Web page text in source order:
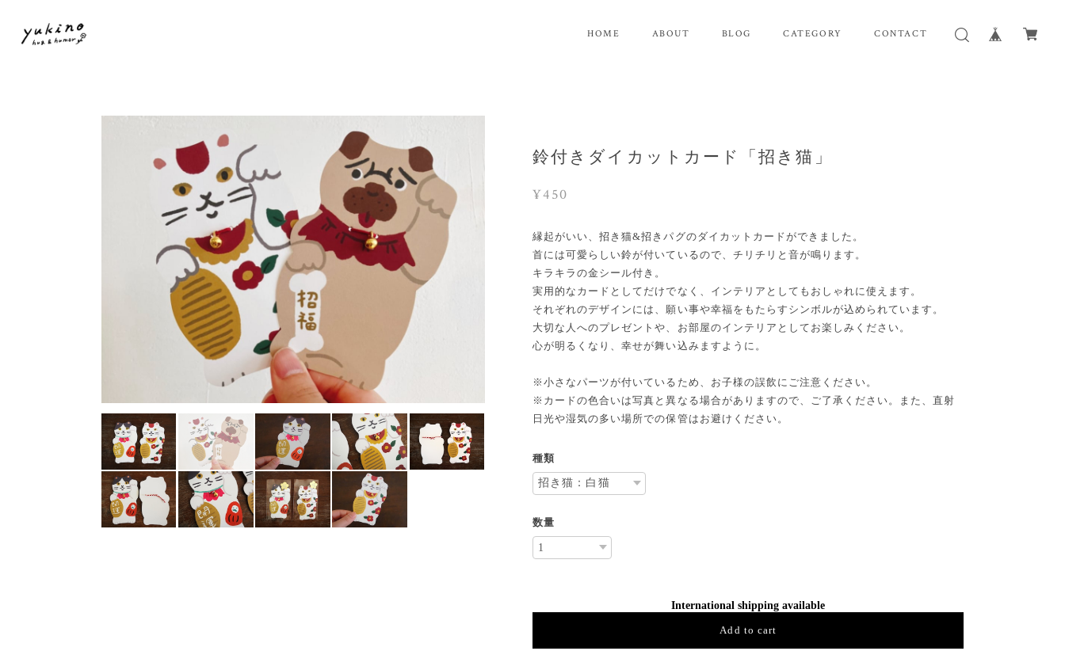
HOME ABOUT BLOG CATEGORY CONTACT
鈴付きダイカットカード「招き猫」
¥450
縁起がいい、招き猫&招きパグのダイカットカードができました。
首には可愛らしい鈴が付いているので、チリチリと音が鳴ります。
キラキラの金シール付き。
実用的なカードとしてだけでなく、インテリアとしてもおしゃれに使えます。
それぞれのデザインには、願い事や幸福をもたらすシンボルが込められています。
大切な人へのプレゼントや、お部屋のインテリアとしてお楽しみください。
心が明るくなり、幸せが舞い込みますように。
※小さなパーツが付いているため、お子様の誤飲にご注意ください。
※カードの色合いは写真と異なる場合がありますので、ご了承ください。また、直射
日光や湿気の多い場所での保管はお避けください。
種類
数量
International shipping available
Add to cart